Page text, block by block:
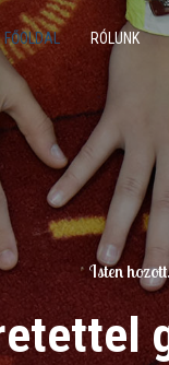
FŐOLDAL RÓLUNK
Isten